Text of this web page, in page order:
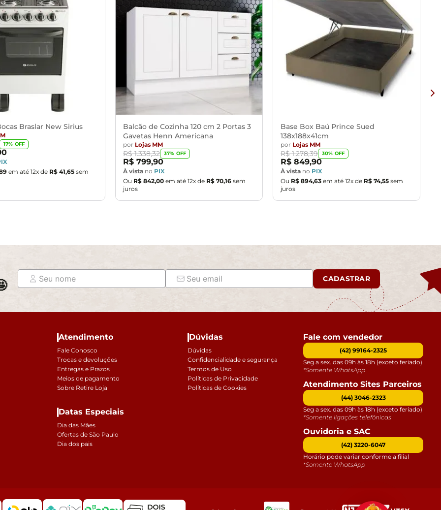
variação de até 3 cm.
o lote de tecidos.
com pano levemente umedecido em água limpa, sem esfregar, não utilizar produtos abrasivos,
ficar exposto diretamente ao sol, calor e umidade excessivos.
e o produto real, por conta do tratamento de imagens e a calibração de cores do seu monitor.
objetos de decoração e eletrônicos.
da embalagem, caso haja alguma avaria não assine o comprovante de recebimento e entre em contato com nossa
do cliente. Não nos responsabilizamos, no ato da entrega, por subir escadas/elevadores ou pelo
são de responsabilidade do comprador.
normalmente por supostos elevadores, portas, escadas e/ou corredores de sua residência.
Braslar New Sirius
17% OFF
em até 12x de R$ 41,65 sem
Balcão de Cozinha 120 cm 2 Portas 3
Gavetas Henn Americana
por Lojas MM
R$ 1.338,32 37% OFF
R$ 799,90
À vista no PIX
Ou R$ 842,00 em até 12x de R$ 70,16 sem
juros
Base Box Baú Prince Sued
138x188x41cm
por Lojas MM
R$ 1.278,39 30% OFF
R$ 849,90
À vista no PIX
Ou R$ 894,63 em até 12x de R$ 74,55 sem
juros
CADASTRAR
Atendimento
Fale Conosco
Trocas e devoluções
Entregas e Prazos
Meios de pagamento
Sobre Retire Loja
Dúvidas
Dúvidas
Confidencialidade e segurança
Termos de Uso
Políticas de Privacidade
Políticas de Cookies
Datas Especiais
Dia das Mães
Ofertas de São Paulo
Dia dos pais
Fale com vendedor
(42) 99164-2325
Seg a sex. das 09h às 18h (exceto feriado)
*Somente WhatsApp
Atendimento Sites Parceiros
(44) 3046-2323
Seg a sex. das 09h às 18h (exceto feriado)
*Somente ligações telefônicas
Ouvidoria e SAC
(42) 3220-6047
Horário pode variar conforme a filial
*Somente WhatsApp